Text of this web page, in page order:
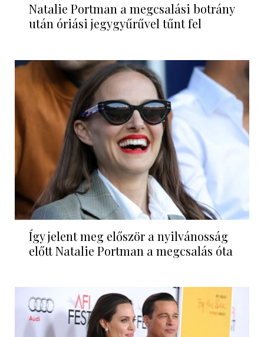
Natalie Portman a megcsalási botrány
után óriási jegygyűrűvel tűnt fel
Így jelent meg először a nyilvánosság
előtt Natalie Portman a megcsalás óta